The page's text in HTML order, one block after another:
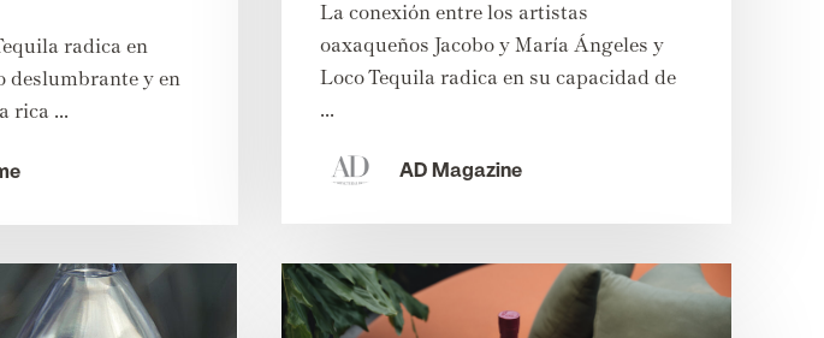
radica en
deslumbrante y en
rica ...
La conexión entre los artistas
oaxaqueños Jacobo y María Ángeles y
Loco Tequila radica en su capacidad de
...
AD Magazine